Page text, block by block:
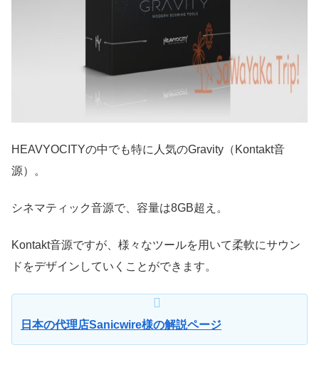
HEAVYOCITYの中でも特に人気のGravity（Kontakt音
源）。
シネマティック音源で、容量は8GB超え。
Kontakt音源ですが、様々なツールを用いて柔軟にサウン
ドをデザインしていくことができます。
日本の代理店Sanicwire様の解説ページ